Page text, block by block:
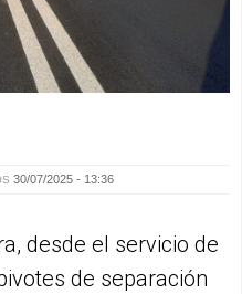
30/07/2025 - 13:36
desde el servicio de
de separación